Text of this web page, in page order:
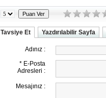
Tavsiye Et Yazdırılabilir Sayfa